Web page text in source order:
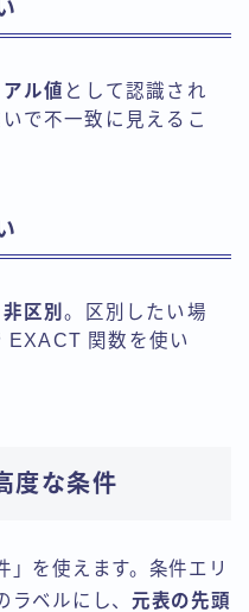
ル値 として認識され
で不一致に見えるこ
非区別。区別したい場
EXACT 関数を使い
度な条件
」を使えます。条件エリ
ラベルにし、 元表の先頭